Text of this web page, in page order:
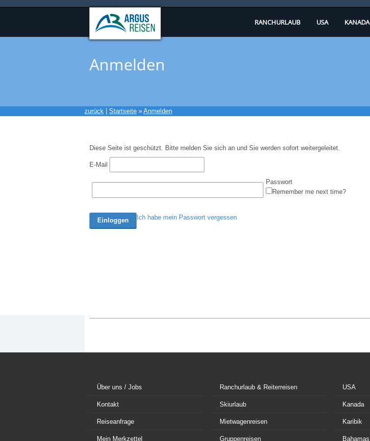
RANCHURLAUB USA KANADA
Anmelden
zurück Startseite » Anmelden
Diese Seite ist geschützt. Bitte melden Sie sich an und Sie werden sofort weitergeleitet.
E-Mail
Passwort
Remember me next time?
Einloggen Ich habe mein Passwort vergessen
Über uns / Jobs
Kontakt
Reiseanfrage
Mein Merkzettel
Ranchurlaub & Reiterreisen
Skiurlaub
Mietwagenreisen
Gruppenreisen
USA
Kanada
Karibik
Bahamas